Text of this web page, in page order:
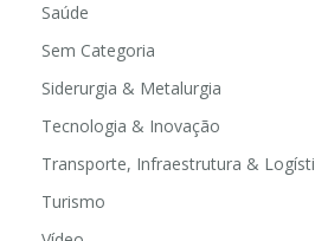
Saúde
Sem Categoria
Siderurgia & Metalurgia
Tecnologia & Inovação
Transporte, Infraestrutura &
Turismo